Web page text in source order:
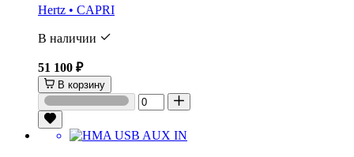
Hertz • CAPRI
В наличии
51 100 ₽
В корзину